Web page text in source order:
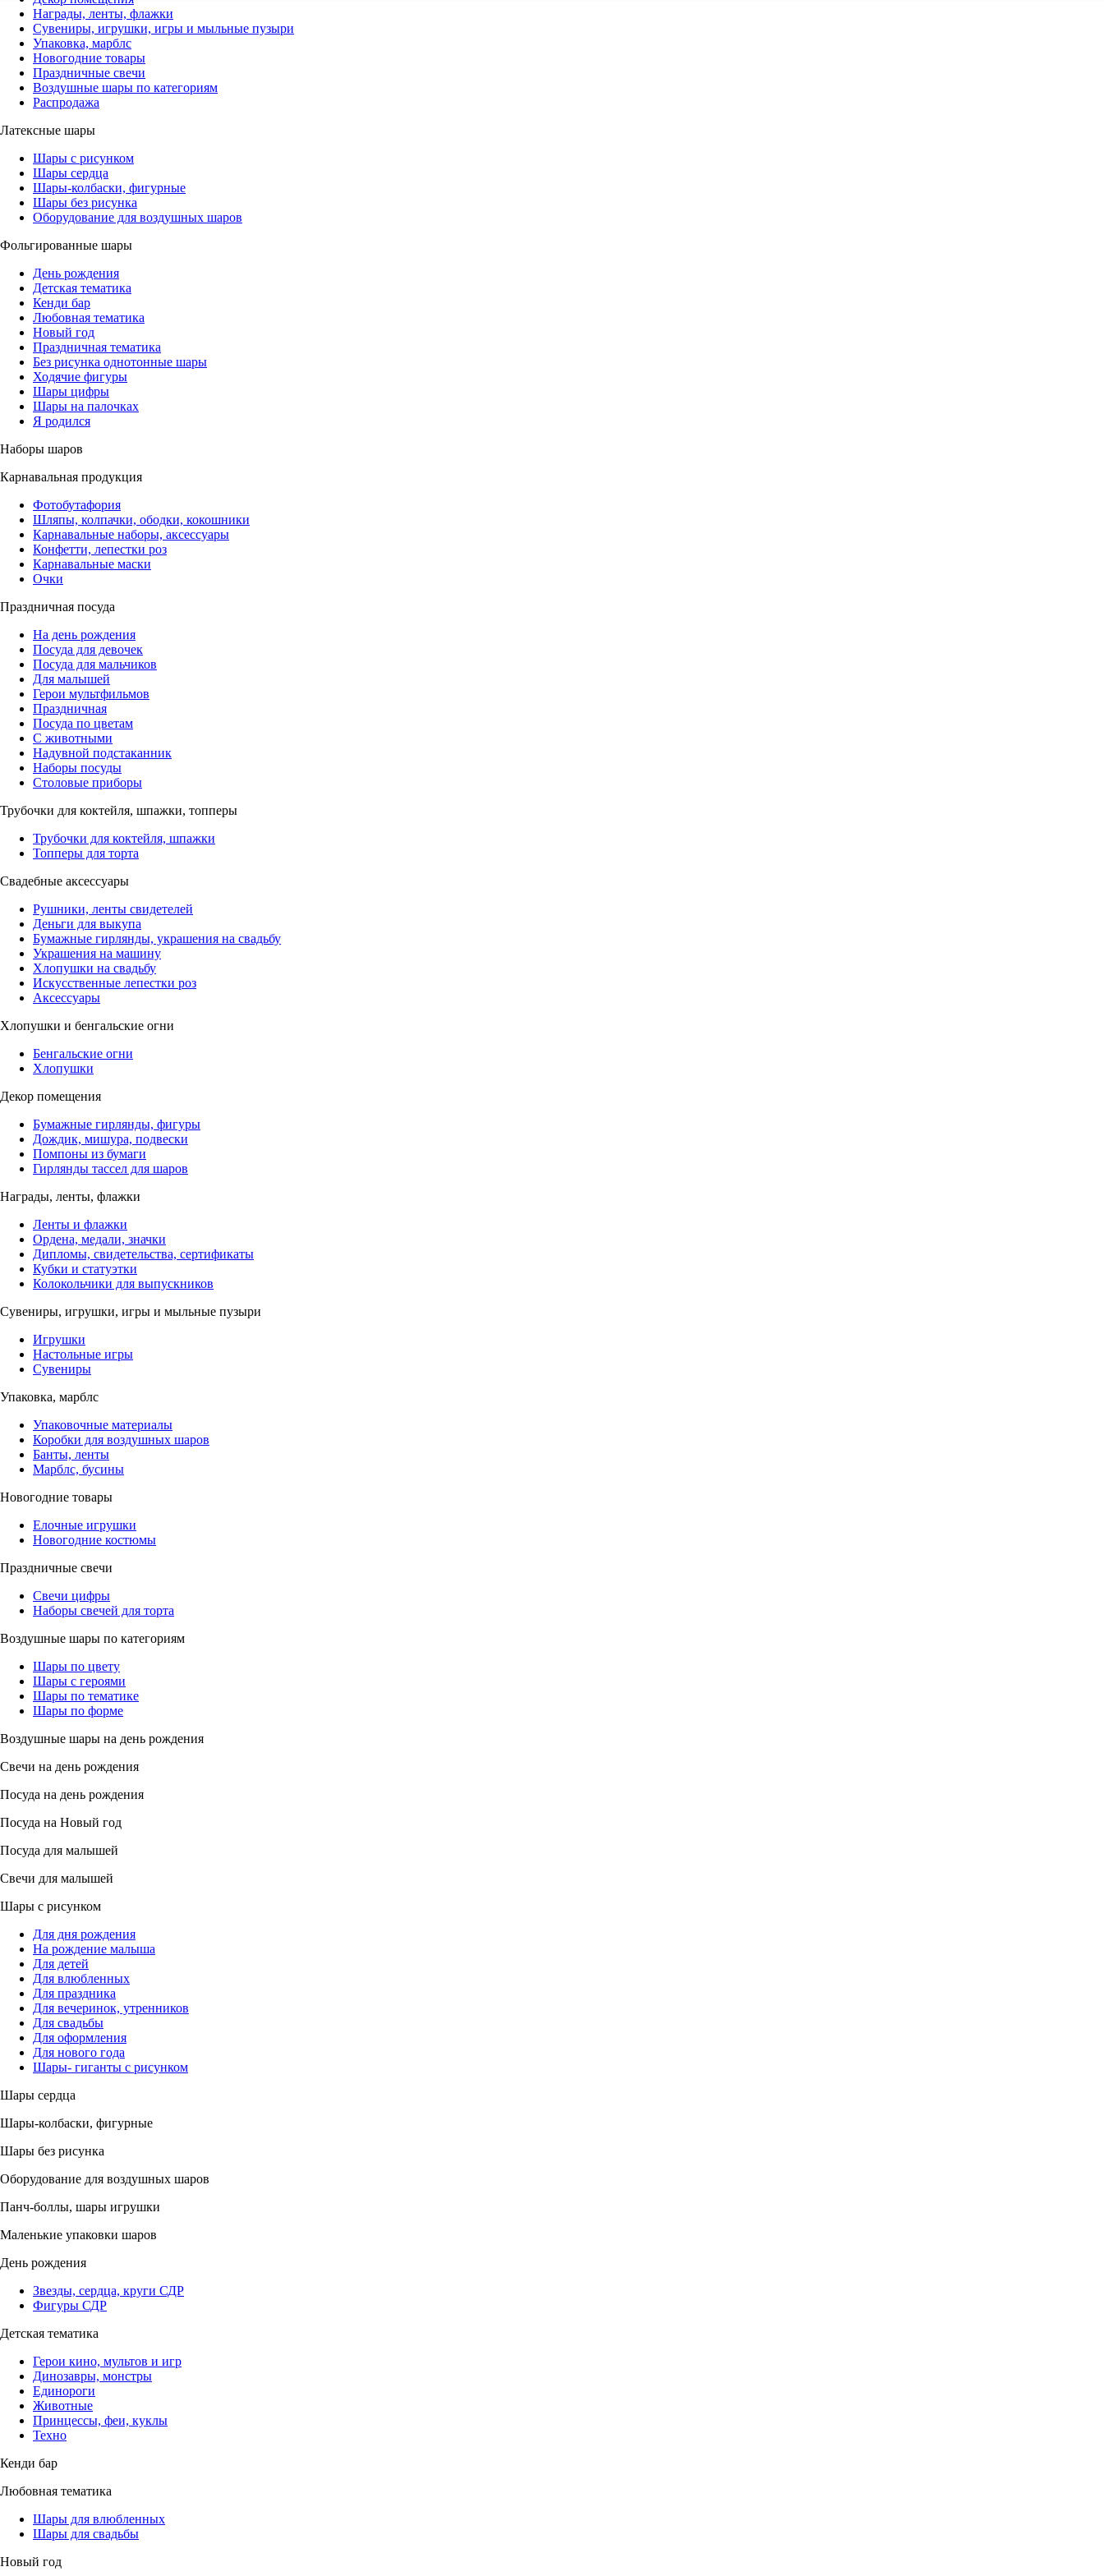
Награды, ленты, флажки
Сувениры, игрушки, игры и мыльные пузыри
Упаковка, марблс
Новогодние товары
Праздничные свечи
Воздушные шары по категориям
Распродажа
Латексные шары
Шары с рисунком
Шары сердца
Шары-колбаски, фигурные
Шары без рисунка
Оборудование для воздушных шаров
Фольгированные шары
День рождения
Детская тематика
Кенди бар
Любовная тематика
Новый год
Праздничная тематика
Без рисунка однотонные шары
Ходячие фигуры
Шары цифры
Шары на палочках
Я родился
Наборы шаров
Карнавальная продукция
Фотобутафория
Шляпы, колпачки, ободки, кокошники
Карнавальные наборы, аксессуары
Конфетти, лепестки роз
Карнавальные маски
Очки
Праздничная посуда
На день рождения
Посуда для девочек
Посуда для мальчиков
Для малышей
Герои мультфильмов
Праздничная
Посуда по цветам
С животными
Надувной подстаканник
Наборы посуды
Столовые приборы
Трубочки для коктейля, шпажки, топперы
Трубочки для коктейля, шпажки
Топперы для торта
Свадебные аксессуары
Рушники, ленты свидетелей
Деньги для выкупа
Бумажные гирлянды, украшения на свадьбу
Украшения на машину
Хлопушки на свадьбу
Искусственные лепестки роз
Аксессуары
Хлопушки и бенгальские огни
Бенгальские огни
Хлопушки
Декор помещения
Бумажные гирлянды, фигуры
Дождик, мишура, подвески
Помпоны из бумаги
Гирлянды тассел для шаров
Награды, ленты, флажки
Ленты и флажки
Ордена, медали, значки
Дипломы, свидетельства, сертификаты
Кубки и статуэтки
Колокольчики для выпускников
Сувениры, игрушки, игры и мыльные пузыри
Игрушки
Настольные игры
Сувениры
Упаковка, марблс
Упаковочные материалы
Коробки для воздушных шаров
Банты, ленты
Марблс, бусины
Новогодние товары
Елочные игрушки
Новогодние костюмы
Праздничные свечи
Свечи цифры
Наборы свечей для торта
Воздушные шары по категориям
Шары по цвету
Шары с героями
Шары по тематике
Шары по форме
Воздушные шары на день рождения
Свечи на день рождения
Посуда на день рождения
Посуда на Новый год
Посуда для малышей
Свечи для малышей
Шары с рисунком
Для дня рождения
На рождение малыша
Для детей
Для влюбленных
Для праздника
Для вечеринок, утренников
Для свадьбы
Для оформления
Для нового года
Шары- гиганты с рисунком
Шары сердца
Шары-колбаски, фигурные
Шары без рисунка
Оборудование для воздушных шаров
Панч-боллы, шары игрушки
Маленькие упаковки шаров
День рождения
Звезды, сердца, круги СДР
Фигуры СДР
Детская тематика
Герои кино, мультов и игр
Динозавры, монстры
Единороги
Животные
Принцессы, феи, куклы
Техно
Кенди бар
Любовная тематика
Шары для влюбленных
Шары для свадьбы
Новый год